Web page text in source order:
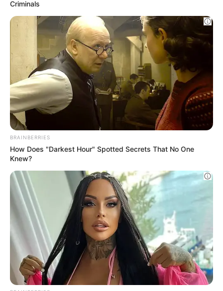
The Chapel Of Sound Amphitheater -
Architectural Marvels
BRAINBERRIES
Enter A World Of Weirdness: 8 Horror Movies
Where Nobody Dies
BRAINBERRIES
This Woman Chose To Live Like A Horse
BRAINBERRIES